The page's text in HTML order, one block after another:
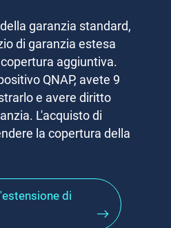
garanzia standard,
di garanzia estesa
copertura aggiuntiva.
QNAP, avete 9
e avere diritto
L'acquisto di
la copertura della
di